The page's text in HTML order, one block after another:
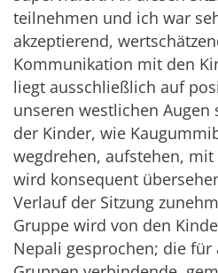
teilnehmen und ich war
akzeptierend,
Kommunikation mit den
liegt ausschließlich auf
unseren westlichen Augen
der Kinder, wie
wegdrehen, aufstehen,
wird konsequent
Verlauf der Sitzung
Gruppe wird von den
Nepali gesprochen; die für